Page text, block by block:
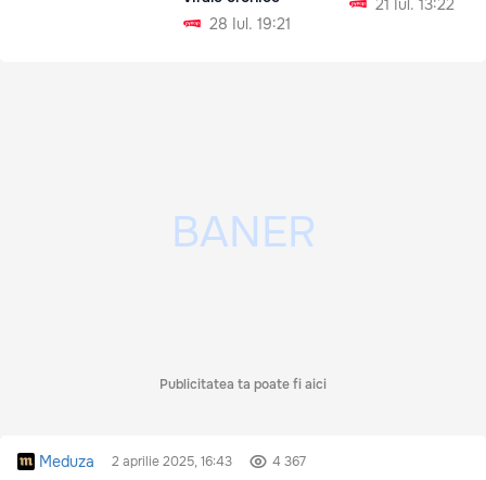
28 Iul. 19:21
21 Iul. 13:22
Publicitatea ta poate fi aici
Meduza 2 aprilie 2025, 16:43 4 367